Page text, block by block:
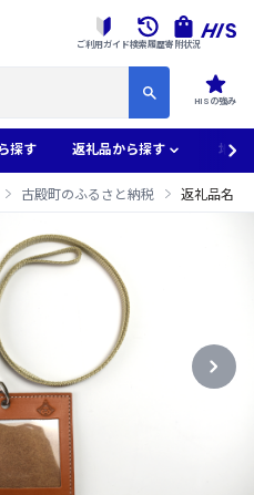
HISの強み
ご利用ガイド検索履歴寄附状況
探す 返礼品から探す 地域
古殿町のふるさと納税 返礼品名